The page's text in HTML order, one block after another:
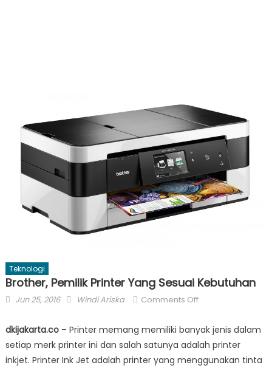
Teknologi
Brother, Pemilik Printer Yang Sesuai Kebutuhan
Posted
Jun 25, 2016 Author
Windi Ariska Comments Offon
Pemilik
Printer
Yang
Sesuai
dkijakarta.co– Printer memang memiliki banyak jenis dalam
setiap merk printer ini dan salah satunya adalah printer
inkjet. Printer Ink Jet adalah printer yang menggunakan tinta